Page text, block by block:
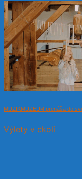
MUZIKMUZEUM prenáša do
Výlety v okolí